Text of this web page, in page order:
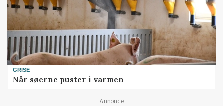
GRISE
Når søerne puster i varmen
Annonce